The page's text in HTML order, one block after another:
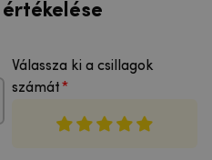
Válassza ki a csillagok
számát